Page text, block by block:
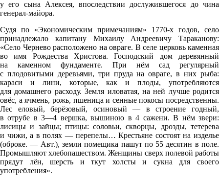
у его сына Алексея, впоследствии дослужившегося до чина
генерал-майора.
Судя по «Экономическим примечаниям» 1770-х годов, село
принадлежало капитану Михаилу Андреевичу Тараканову:
«Село Чернево расположено на овраге. В селе церковь каменная
во имя Рождества Христова. Господский дом деревянный
на каменном фундаменте. При нём сад регулярный
с плодовитыми деревьями, три пруда на овраге, в них рыба:
караси и лини, которые, как и плоды, употребляются
для домашнего расходу. Земля иловатая, на ней лучше родится
овёс, а ячмень, рожь, пшеница и сенные покосы посредственны.
Лес еловый, берёзовый, осиновый — в строение годный,
в отрубе в 3—4 вершка, вышиною в 4 сажени. В нём звери:
лисицы и зайцы; птицы: соловьи, скворцы, дрозды, тетерева
и чижи, а в полях — перепелы… Крестьяне состоят на изделье
(оброке. — Авт.), земли помещика пашут по 55 десятин в поле.
Промышляют хлебопашеством. Женщины сверх полевой работы
прядут лён, шерсть и ткут холсты и сукна для своего
употребления».